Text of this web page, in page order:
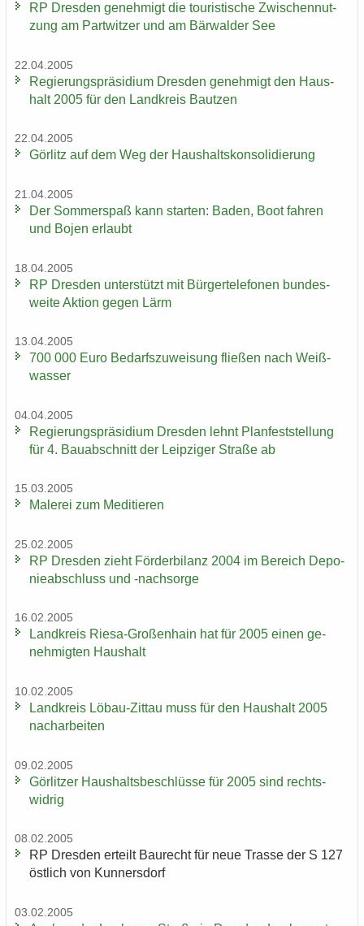
RP Dres­den ge­neh­migt die tou­ris­ti­sche Zwi­schen­nut­
zung am Part­wit­zer und am Bär­wal­der See
22.04.2005
Re­gie­rungs­prä­si­di­um Dres­den ge­neh­migt den Haus­
halt 2005 für den Land­kreis Baut­zen
22.04.2005
Gör­litz auf dem Weg der Haus­halts­kon­so­li­die­rung
21.04.2005
Der Som­mer­spaß kann star­ten: Baden, Boot fah­ren
und Bojen er­laubt
18.04.2005
RP Dres­den un­ter­stützt mit Bür­ger­te­le­fo­nen bun­des­
wei­te Ak­ti­on gegen Lärm
13.04.2005
700 000 Euro Be­darfs­zu­wei­sung flie­ßen nach Weiß­
was­ser
04.04.2005
Re­gie­rungs­prä­si­di­um Dres­den lehnt Plan­fest­stel­lung
für 4. Bau­ab­schnitt der Leip­zi­ger Stra­ße ab
15.03.2005
Ma­le­rei zum Me­di­tie­ren
25.02.2005
RP Dres­den zieht För­der­bi­lanz 2004 im Be­reich De­po­
nie­ab­schluss und -​nachsorge
16.02.2005
Land­kreis Riesa-​Großenhain hat für 2005 einen ge­
neh­mig­ten Haus­halt
10.02.2005
Land­kreis Löbau-​Zittau muss für den Haus­halt 2005
nach­ar­bei­ten
09.02.2005
Gör­lit­zer Haus­halts­be­schlüs­se für 2005 sind rechts­
wid­rig
08.02.2005
RP Dres­den er­teilt Bau­recht für neue Tras­se der S 127
öst­lich von Kun­ners­dorf
03.02.2005